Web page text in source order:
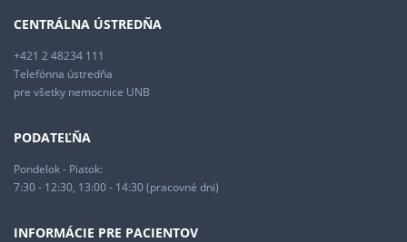
CENTRÁLNA ÚSTREDŇA
+421 2 48234 111
Telefónna ústredňa
pre všetky nemocnice UNB
PODATEĽŇA
Pondelok - Piatok:
7:30 - 12:30, 13:00 - 14:30 (pracovné dni)
INFORMÁCIE PRE PACIENTOV